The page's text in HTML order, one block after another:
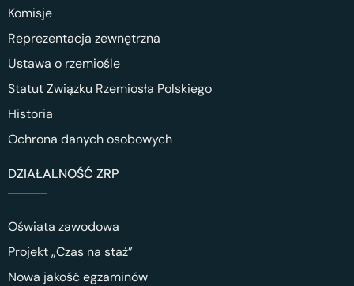
Komisje
Reprezentacja zewnętrzna
Ustawa o rzemiośle
Statut Związku Rzemiosła Polskiego
Historia
Ochrona danych osobowych
DZIAŁALNOŚĆ ZRP
Oświata zawodowa
Projekt „Czas na staż”
Nowa jakość egzaminów